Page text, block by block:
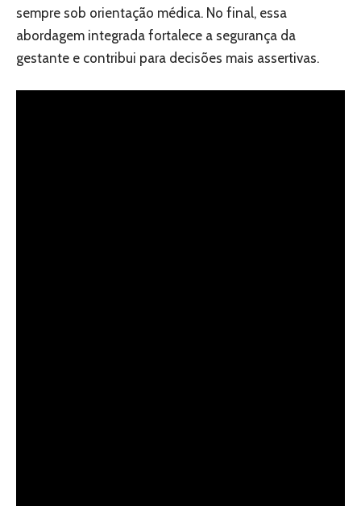
sempre sob orientação médica. No final, essa
abordagem integrada fortalece a segurança da
gestante e contribui para decisões mais assertivas.